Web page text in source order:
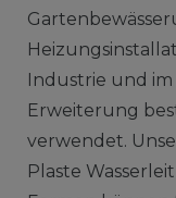
Industrie und
Erweiterung
verwendet.
Plaste